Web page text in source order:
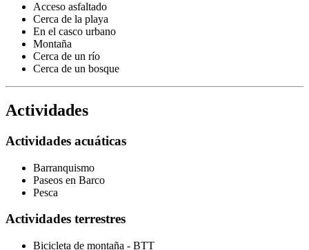
Acceso asfaltado
Cerca de la playa
En el casco urbano
Montaña
Cerca de un río
Cerca de un bosque
Actividades
Actividades acuáticas
Barranquismo
Paseos en Barco
Pesca
Actividades terrestres
Bicicleta de montaña - BTT